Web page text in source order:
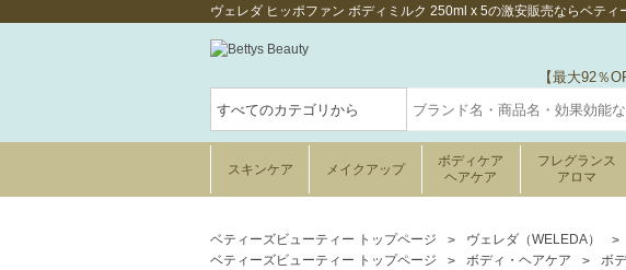
ヴェレダ ヒッポファン ボディミルク 250ml x 5の激安販売ならベティ
【最大92％
スキンケア メイクアップ
ボディケア
ヘアケア
フレグランス
アロマ
ベティーズビューティー トップページ ヴェレダ（WELEDA）
ベティーズビューティー トップページ
ボディ・ヘアケア ボ